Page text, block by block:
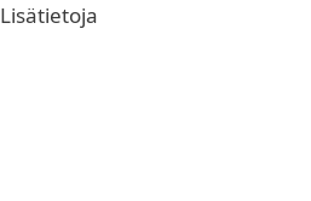
Lisätietoja